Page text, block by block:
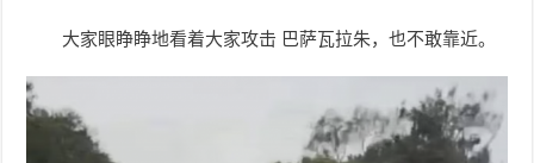
大家眼睁睁地看着大家攻击 巴萨瓦拉朱，也不敢靠近。